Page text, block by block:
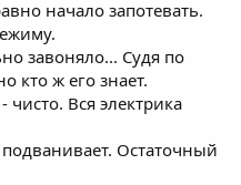
начало запотевать.
завоняло... Судя по
кто ж его знает.
чисто. Вся электрика
Остаточный